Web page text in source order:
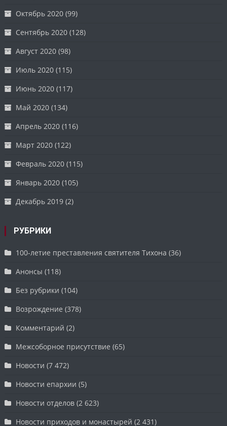
Октябрь 2020 (99)
Сентябрь 2020 (128)
Август 2020 (98)
Июль 2020 (115)
Июнь 2020 (117)
Май 2020 (134)
Апрель 2020 (116)
Март 2020 (122)
Февраль 2020 (115)
Январь 2020 (105)
Декабрь 2019 (2)
РУБРИКИ
100-летие преставления святителя Тихона (36)
Анонсы (118)
Без рубрики (104)
Возрождение (378)
Комментарий (2)
Межсоборное присутствие (65)
Новости (7 472)
Новости епархии (5)
Новости отделов (2 623)
Новости приходов и монастырей (2 431)